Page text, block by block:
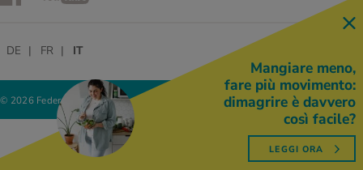
© 2026 Federazione delle cooperative Migros
DE FR IT
Mangiare meno,
fare più movimento:
dimagrire è davvero
così facile?
LEGGI ORA